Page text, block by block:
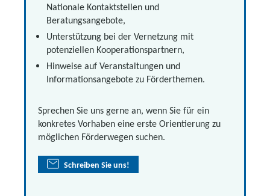
Nationale Kontaktstellen und
Beratungsangebote,
Unterstützung bei der Vernetzung mit
potenziellen Kooperationspartnern,
Hinweise auf Veranstaltungen und
Informationsangebote zu Förderthemen.
Sprechen Sie uns gerne an, wenn Sie für ein
konkretes Vorhaben eine erste Orientierung zu
möglichen Förderwegen suchen.
Schreiben Sie uns!